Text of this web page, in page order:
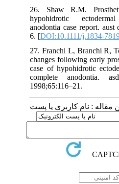
اکتودرمال دیسپلازی،
به زیبایی، صحبت
برقراری ارتباط صحیح
صورت در دوره رشد
بیمار مبتلا به
است. این شرایط به ویژه
اثرات سوئی بر بلوغ
درمان پروتزهای متحرک هستند (٢١،٦). دنچرهای
این بیماران پیشنهاد
که باید در آن در نظر
26. Shaw R.M.
hypohidrotic
anodontia case report.
6. [DOI:10.1111/j.1834-
27. Franchi L, Branchi R,
changes following early
case of hypohidrotic
complete anodontia.
1998;65:116–21.
مقاله : نام کاربری یا پست